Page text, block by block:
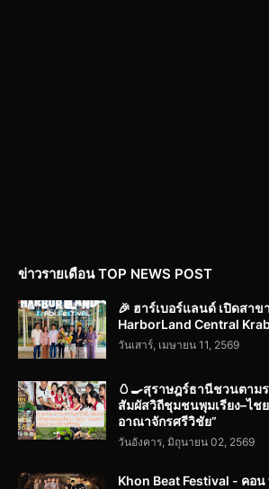
ข่าวรายเดือน TOP NEWS POST
🎉 ฮาร์เบอร์แลนด์ เปิดสา
HarborLand Central
วันเสาร์, เมษายน 11, 2569
🥚🍳สุราษฎร์ธานีชวนตาม
สัมผัสวิถีชุมชนพุมเรียง–ไช
อาณาจักรศรีวิชัย”
วันอังคาร, มิถุนายน 02, 2569
Khon Beat Festival - คอน